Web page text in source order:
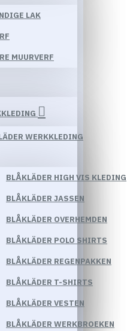
LAK
MUURVERF
WERKKLEDING
BLÅKLÄDER HIGH VIS KLEDING
BLÅKLÄDER JASSEN
BLÅKLÄDER OVERHEMDEN
BLÅKLÄDER POLO SHIRTS
BLÅKLÄDER REGENPAKKEN
BLÅKLÄDER T-SHIRTS
BLÅKLÄDER VESTEN
BLÅKLÄDER WERKBROEKEN